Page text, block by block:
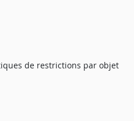
de restrictions par objet